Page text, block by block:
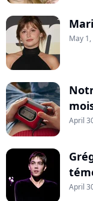
May
April
April